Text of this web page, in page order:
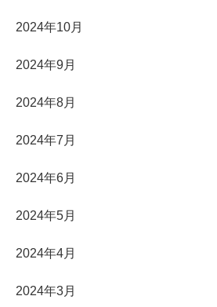
2024年10月
2024年9月
2024年8月
2024年7月
2024年6月
2024年5月
2024年4月
2024年3月